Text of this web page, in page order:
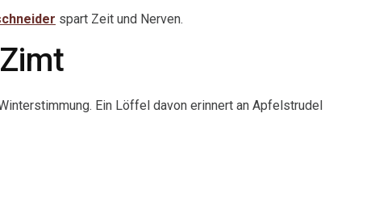
spart Zeit und Nerven.
Ein Löffel davon erinnert an Apfelstrudel